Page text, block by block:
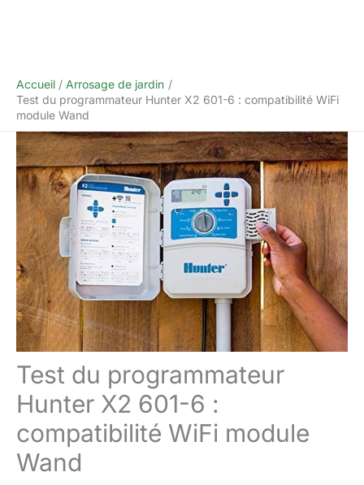
Accueil
Arrosage de jardin
Test du programmateur Hunter X2 601-6 : compatibilité WiFi
module Wand
Test du programmateur
Hunter X2 601-6 :
compatibilité WiFi module
Wand